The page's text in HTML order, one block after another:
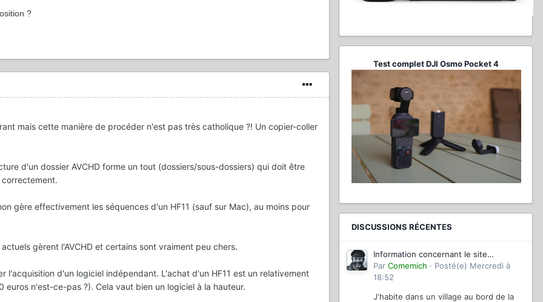
?
mais cette manière de procéder n'est pas très catholique ?! Un copier-coller
d'un dossier AVCHD forme un tout (dossiers/sous-dossiers) qui doit être
gère effectivement les séquences d'un HF11 (sauf sur Mac), au moins pour
gèrent l'AVCHD et certains sont vraiment peu chers.
l'acquisition d'un logiciel indépendant. L'achat d'un HF11 est un relativement
euros n'est-ce-pas ?). Cela vaut bien un logiciel à la hauteur.
Test complet DJI Osmo Pocket 4
DISCUSSIONS RÉCENTES
Information concernant le site
magazinevideo
Par Comemich · Posté(e) Mercredi à
18:52
J'habite dans un village au bord de la